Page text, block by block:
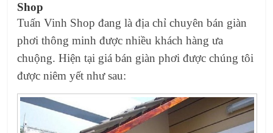
Shop
Tuấn Vinh Shop đang là địa chỉ chuyên bán giàn
phơi thông minh được nhiều khách hàng ưa
chuộng. Hiện tại giá bán giàn phơi được chúng tôi
được niêm yết như sau: